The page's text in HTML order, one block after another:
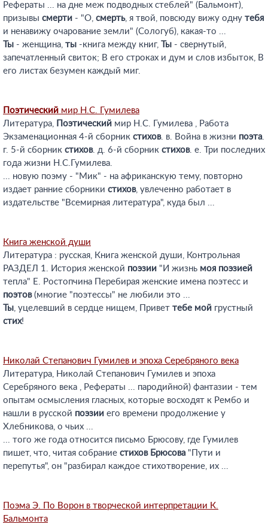
Рефераты ... на дне меж подводных стеблей" (Бальмонт),
призывы смерти - "О, смерть, я твой, повсюду вижу одну тебя
и ненавижу очарование земли" (Сологуб), какая-то ...
Ты - женщина, ты -книга между книг, Ты - свернутый,
запечатленный свиток; В его строках и дум и слов избыток, В
его листах безумен каждый миг.
Поэтический мир Н.С. Гумилева
Литература,
Поэтический мир Н.С. Гумилева , Работа
Экзаменационная 4-й сборник стихов. в. Война в жизни поэта.
г. 5-й сборник стихов. д. 6-й сборник стихов. е. Три последних
года жизни Н.С.Гумилева.
... новую поэму - "Мик" - на африканскую тему, повторно
издает ранние сборники стихов, увлеченно работает в
издательстве "Всемирная литература", куда был ...
Книга женской души
Литература : русская, Книга женской души, Контрольная
РАЗДЕЛ 1. История женской поэзии "И жизнь моя поэзией
тепла" Е. Ростопчина Перебирая женские имена поэтесс и
поэтов(многие "поэтессы" не любили это ...
Ты, уцелевший в сердце нищем, Привет тебе мой грустный
стих!
Николай Степанович Гумилев и эпоха Серебряного века
Литература, Николай Степанович Гумилев и эпоха
Серебряного века , Рефераты ... пародийной) фантазии - тем
опытам осмысления гласных, которые восходят к Рембо и
нашли в русской поэзии его времени продолжение у
Хлебникова, о чьих ...
... того же года относится письмо Брюсову, где Гумилев
пишет, что, читая собрание стихов Брюсова "Пути и
перепутья", он "разбирал каждое стихотворение, их ...
Поэма Э. По Ворон в творческой интерпретации К.
Бальмонта